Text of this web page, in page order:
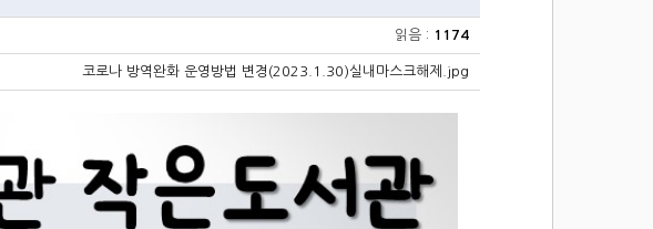
읽음 : 1174
코로나 방역완화 운영방법 변경(2023.1.30)실내마스크해제.jpg